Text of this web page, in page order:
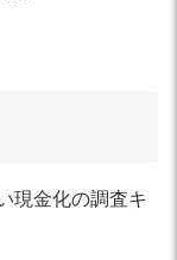
現金化の調査キ